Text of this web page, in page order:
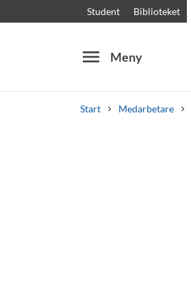
Student Biblioteket
menu Meny
Start Medarbetare